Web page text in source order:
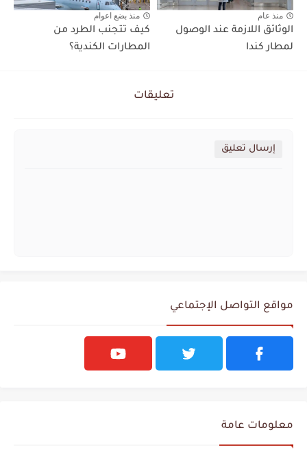
منذ عام
الوثائق اللازمة عند الوصول
لمطار كندا
منذ بضع اعوام
كيف تتجنب الطرد من
المطارات الكندية؟
تعليقات
إرسال تعليق
مواقع التواصل الإجتماعي
معلومات عامة